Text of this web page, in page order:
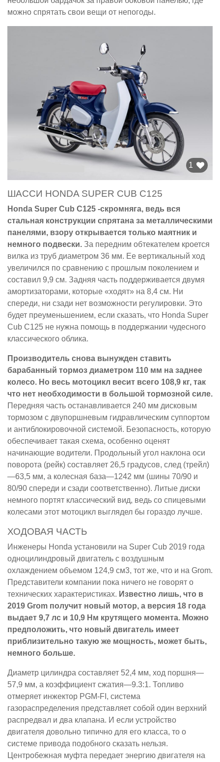
можно спрятать свои вещи от непогоды.
1
ШАССИ HONDA SUPER CUB C125
Honda Super Cub C125 -скромняга, ведь вся
стальная конструкции спрятана за металлическими
панелями, взору открывается только маятник и
немного подвески. За передним обтекателем кроется
вилка из труб диаметром 36 мм. Ее вертикальный ход
увеличился по сравнению с прошлым поколением и
составил 9,9 см. Задняя часть поддерживается двумя
амортизаторами, которые «ходят» на 8,4 см. Ни
спереди, ни сзади нет возможности регулировки. Это
будет преуменьшением, если сказать, что Honda Super
Cub C125 не нужна помощь в поддержании чудесного
классического облика.
Производитель снова вынужден ставить
барабанный тормоз диаметром 110 мм на заднее
колесо. Но весь мотоцикл весит всего 108,9 кг, так
что нет необходимости в большой тормозной силе.
Передняя часть останавливается 240 мм дисковым
тормозом с двупоршневым гидравлическим суппортом
и антиблокировочной системой. Безопасность, которую
обеспечивает такая схема, особенно оценят
начинающие водители. Продольный угол наклона оси
поворота (рейк) составляет 26,5 градусов, след (трейл)
—63,5 мм, а колесная база—1242 мм (шины 70/90 и
80/90 спереди и сзади соответственно). Литые диски
немного портят классический вид, ведь со спицевыми
колесами этот мотоцикл выглядел бы гораздо лучше.
ХОДОВАЯ ЧАСТЬ
Инженеры Honda установили на Super Cub 2019 года
одноцилиндровый двигатель с воздушным
охлаждением объемом 124,9 см3, тот же, что и на Grom.
Представители компании пока ничего не говорят о
технических характеристиках. Известно лишь, что в
2019 Grom получит новый мотор, а версия 18 года
выдает 9,7 лс и 10,9 Нм крутящего момента. Можно
предположить, что новый двигатель имеет
приблизительно такую же мощность, может быть,
немного больше.
Диаметр цилиндра составляет 52,4 мм, ход поршня—
57,9 мм, а коэффициент сжатия—9.3:1. Топливо
отмеряет инжектор PGM-FI, система
газораспределения представляет собой один верхний
распредвал и два клапана. И если устройство
двигателя довольно типично для его класса, то о
системе привода подобного сказать нельзя.
Центробежная муфта передает энергию двигателя на